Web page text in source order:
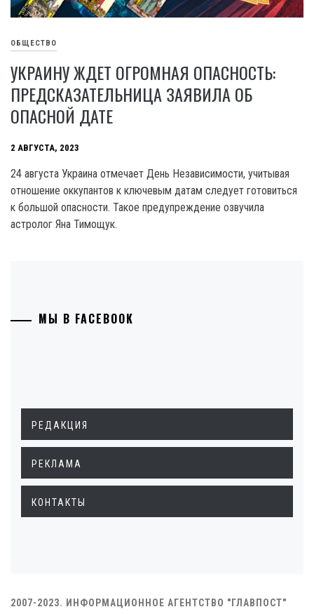
ОБЩЕСТВО
УКРАИНУ ЖДЕТ ОГРОМНАЯ ОПАСНОСТЬ:
ПРЕДСКАЗАТЕЛЬНИЦА ЗАЯВИЛА ОБ
ОПАСНОЙ ДАТЕ
2 АВГУСТА, 2023
24 августа Украина отмечает День Независимости, учитывая
отношение оккупантов к ключевым датам следует готовиться
к большой опасности. Такое предупреждение озвучила
астролог Яна Тимощук.
МЫ В FACEBOOK
РЕДАКЦИЯ
РЕКЛАМА
КОНТАКТЫ
2007-2023. ИНФОРМАЦИОННОЕ АГЕНТСТВО "ГЛАВПОСТ"